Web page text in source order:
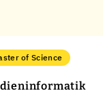
of Science